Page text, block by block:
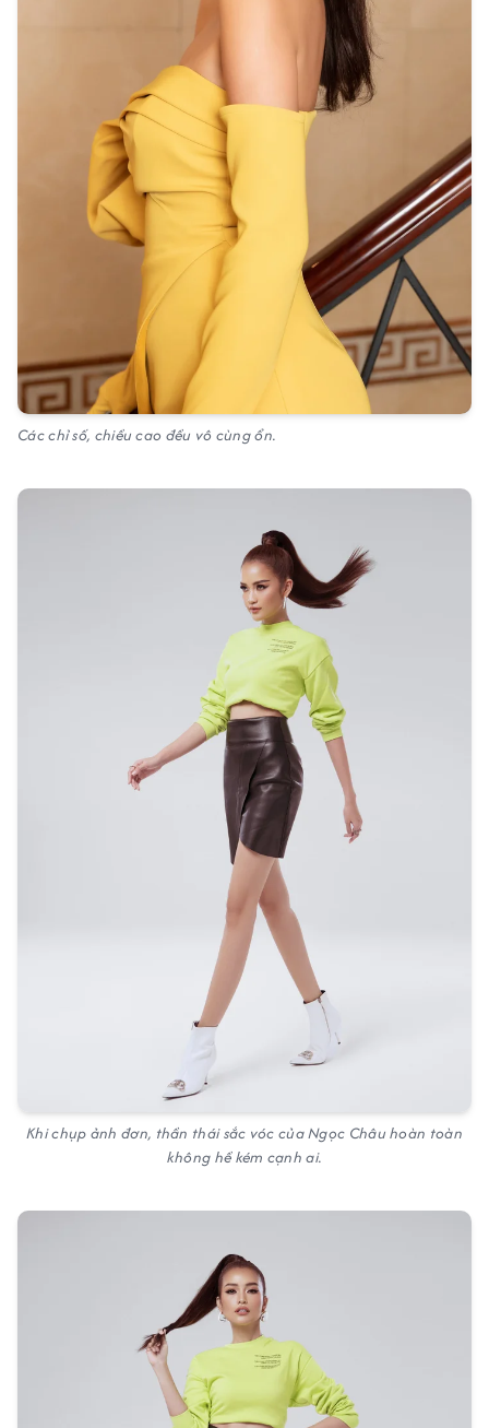
Các chỉ số, chiều cao đều vô cùng ổn.
Khi chụp ảnh đơn, thần thái sắc vóc của Ngọc Châu hoàn toàn
không hề kém cạnh ai.